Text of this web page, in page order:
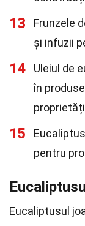
13
Frunzele
și infuzii
14
Uleiul de
în
15
pentru
Eucaliptusul